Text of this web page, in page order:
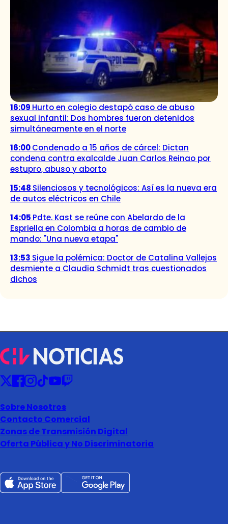
16:09 Hurto en colegio destapó caso de abuso
sexual infantil: Dos hombres fueron detenidos
simultáneamente en el norte
16:00Condenado a 15 años de cárcel: Dictan
condena contra exalcalde Juan Carlos Reinao por
estupro, abuso y aborto
15:48 Silenciosos y tecnológicos: Así es la nueva era
de autos eléctricos en Chile
14:05 Pdte. Kast se reúne con Abelardo de la
Espriella en Colombia a horas de cambio de
mando: "Una nueva etapa"
13:53 Sigue la polémica: Doctor de Catalina Vallejos
desmiente a Claudia Schmidt tras cuestionados
dichos
Sobre Nosotros
Contacto Comercial
Zonas de Transmisión Digital
Oferta Pública y No Discriminatoria